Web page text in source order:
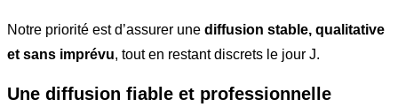
Notre priorité est d’assurer une diffusion stable, qualitative
et sans imprévu, tout en restant discrets le jour J.
Une diffusion fiable et professionnelle